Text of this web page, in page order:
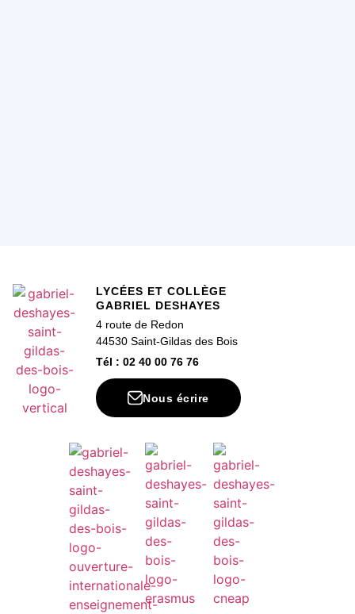
LYCÉES ET COLLÈGE
GABRIEL DESHAYES
4 route de Redon
44530 Saint-Gildas des Bois
Tél : 02 40 00 76 76
Nous écrire